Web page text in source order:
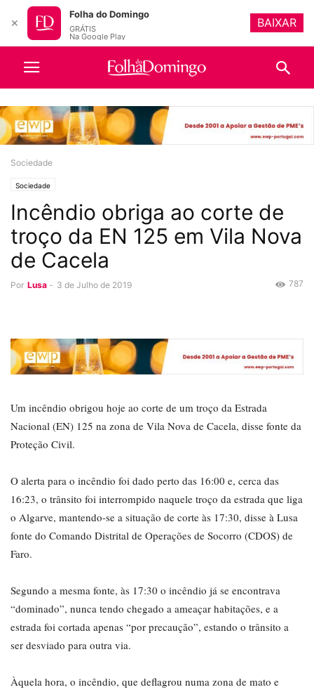
Sociedade
Sociedade
Incêndio obriga ao corte de
troço da EN 125 em Vila Nova
de Cacela
Por Lusa - 3 de Julho de 2019 787
Um incêndio obrigou hoje ao corte de um troço da Estrada
Nacional (EN) 125 na zona de Vila Nova de Cacela, disse fonte da
Proteção Civil.
O alerta para o incêndio foi dado perto das 16:00 e, cerca das
16:23, o trânsito foi interrompido naquele troço da estrada que liga
o Algarve, mantendo-se a situação de corte às 17:30, disse à Lusa
fonte do Comando Distrital de Operações de Socorro (CDOS) de
Faro.
Segundo a mesma fonte, às 17:30 o incêndio já se encontrava
“dominado”, nunca tendo chegado a ameaçar habitações, e a
estrada foi cortada apenas “por precaução”, estando o trânsito a
ser desviado para outra via.
Àquela hora, o incêndio, que deflagrou numa zona de mato e
✕
Folha do Domingo
GRÁTIS
Na Google Play
BAIXAR